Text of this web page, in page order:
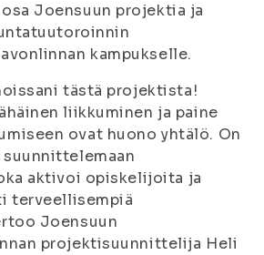
Joensuun projektia ja
kampukselle.
tästä projektista!
liikkuminen ja paine
ovat huono yhtälö. On
suunnittelemaan
aktivoi opiskelijoita ja
terveellisempiä
Joensuun
projektisuunnittelija Heli